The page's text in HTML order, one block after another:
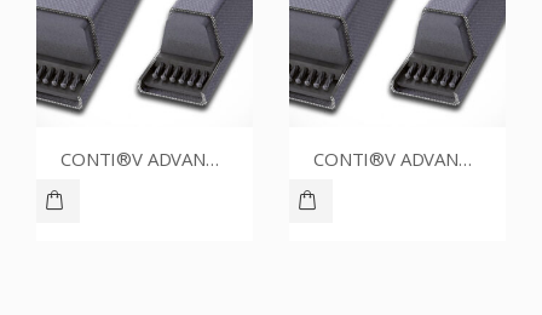
CONTI®V ADVANCE SPZ1437CR CONTI®V ADVANCE SPZ1512CR